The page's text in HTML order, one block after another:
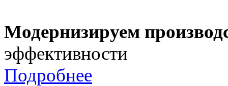
Модернизируем
эффективности
Подробнее